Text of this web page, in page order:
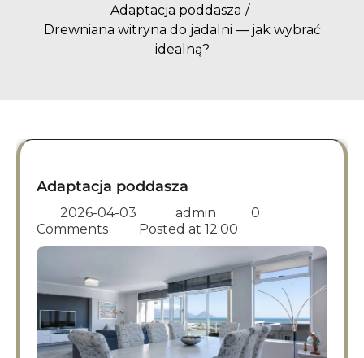
Adaptacja poddasza
Drewniana witryna do jadalni — jak wybrać
idealną?
Adaptacja poddasza
2026-04-03 admin
0
Comments
Posted at 12:00